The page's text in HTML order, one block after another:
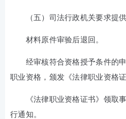
（五）司法行政机关要求提供
材料原件审验后退回。
经审核符合资格授予条件的申
职业资格，颁发《法律职业资格证
《法律职业资格证书》领取事
行通知。